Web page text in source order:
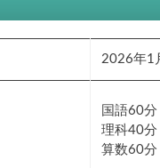
2026年1
国語60分
理科40分
算数60分